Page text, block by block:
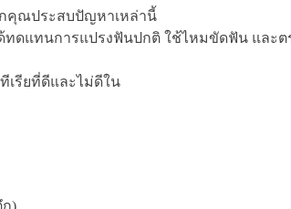
กคุณประสบปัญหาเหล่านี้
ทดแทนการแปรงฟันปกติ ใช้ไหมขัดฟัน และ
เรียที่ดีและไม่ดีใน
ก)